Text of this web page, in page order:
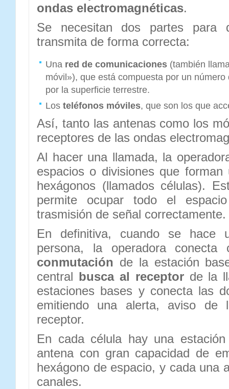
ondas electromagnéticas.
Se necesitan dos partes para
transmita de forma correcta:
Una red de comunicaciones (también
móvil»), que está compuesta por un
por la superficie terrestre.
Los teléfonos móviles, que son los que
Así, tanto las antenas como los
receptores de las ondas
Al hacer una llamada, la
espacios o divisiones que
hexágonos (llamados células).
permite ocupar todo el
trasmisión de señal correctamente.
En definitiva, cuando se hace
persona, la operadora
conmutación de la estación
central busca al receptorde la
estaciones bases y conecta las
emitiendo una alerta, aviso de
receptor.
En cada célula hay una
antena con gran capacidad de
hexágono de espacio, y cada una
canales.